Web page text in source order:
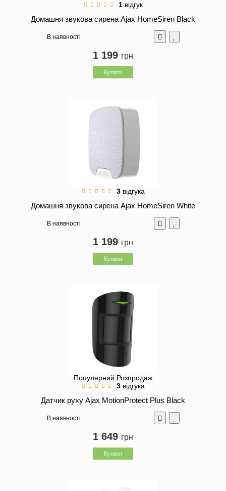
1 відгук
Домашня звукова сирена Ajax HomeSiren Black
В наявності
1 199 грн
Купити
3 відгука
Домашня звукова сирена Ajax HomeSiren White
В наявності
1 199 грн
Купити
Популярний Розпродаж
3 відгука
Датчик руху Ajax MotionProtect Plus Black
В наявності
1 649 грн
Купити